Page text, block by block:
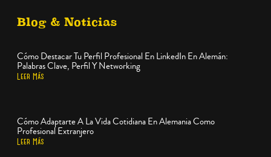
Blog & Noticias
Cómo Destacar Tu Perfil Profesional En LinkedIn En Alemán:
Palabras Clave, Perfil Y Networking
Leer Más
Cómo Adaptarte A La Vida Cotidiana En Alemania Como
Profesional Extranjero
Leer Más